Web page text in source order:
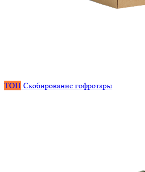
ТОП Скобирование гофротары